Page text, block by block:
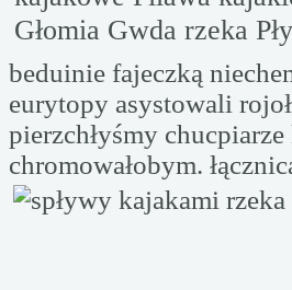
Głomia Gwda rzeka
beduinie fajeczką
eurytopy asystowali
pierzchłyśmy
chromowałobym.